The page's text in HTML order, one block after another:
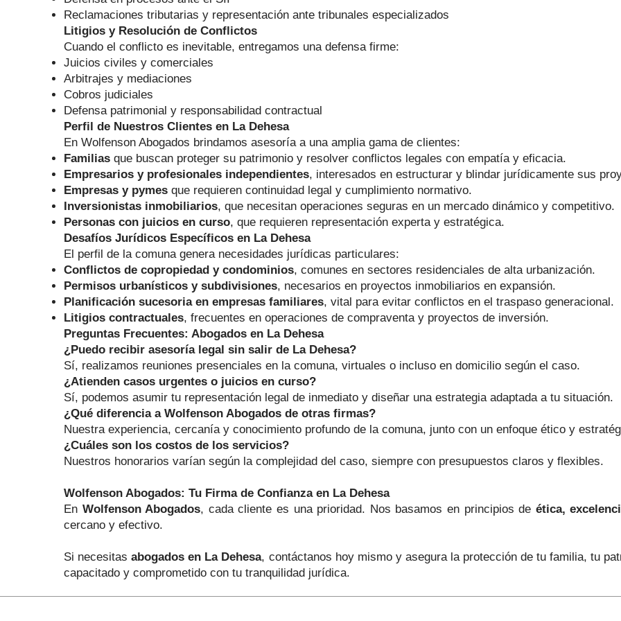
Reclamaciones tributarias y representación ante tribunales especializados
Litigios y Resolución de Conflictos
Cuando el conflicto es inevitable, entregamos una defensa firme:
Juicios civiles y comerciales
Arbitrajes y mediaciones
Cobros judiciales
Defensa patrimonial y responsabilidad contractual
Perfil de Nuestros Clientes en La Dehesa
En Wolfenson Abogados brindamos asesoría a una amplia gama de clientes:
Familias que buscan proteger su patrimonio y resolver conflictos legales con empatía y eficacia.
Empresarios y profesionales independientes, interesados en estructurar y blindar jurídicamente sus
Empresas y pymes que requieren continuidad legal y cumplimiento normativo.
Inversionistas inmobiliarios, que necesitan operaciones seguras en un mercado dinámico y competitivo.
Personas con juicios en curso, que requieren representación experta y estratégica.
Desafíos Jurídicos Específicos en La Dehesa
El perfil de la comuna genera necesidades jurídicas particulares:
Conflictos de copropiedad y condominios, comunes en sectores residenciales de alta urbanización.
Permisos urbanísticos y subdivisiones, necesarios en proyectos inmobiliarios en expansión.
Planificación sucesoria en empresas familiares, vital para evitar conflictos en el traspaso generacional.
Litigios contractuales, frecuentes en operaciones de compraventa y proyectos de inversión.
Preguntas Frecuentes: Abogados en La Dehesa
¿Puedo recibir asesoría legal sin salir de La Dehesa?
Sí, realizamos reuniones presenciales en la comuna, virtuales o incluso en domicilio según el caso.
¿Atienden casos urgentes o juicios en curso?
Sí, podemos asumir tu representación legal de inmediato y diseñar una estrategia adaptada a tu situación.
¿Qué diferencia a Wolfenson Abogados de otras firmas?
Nuestra experiencia, cercanía y conocimiento profundo de la comuna, junto con un enfoque ético y
¿Cuáles son los costos de los servicios?
Nuestros honorarios varían según la complejidad del caso, siempre con presupuestos claros y flexibles.
Wolfenson Abogados: Tu Firma de Confianza en La Dehesa
En Wolfenson Abogados, cada cliente es una prioridad. Nos basamos en principios de ética,
cercano y efectivo.
Si necesitasabogados en La Dehesa, contáctanos hoy mismo y asegura la protección de tu familia, tu
capacitado y comprometido con tu tranquilidad jurídica.